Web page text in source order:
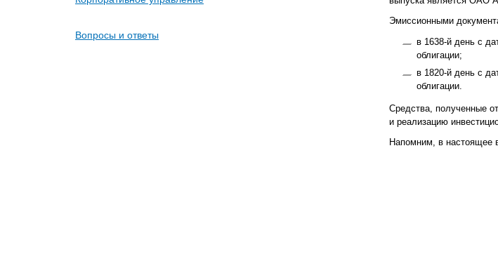
Вопросы и ответы
Эмиссионными
в 1638-й день с
облигации;
в 1820-й день с
облигации.
Средства, полученные
и реализацию
Напомним, в настоящее